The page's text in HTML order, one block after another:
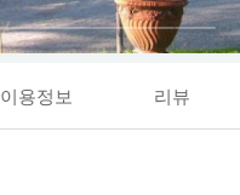
이용정보 리뷰